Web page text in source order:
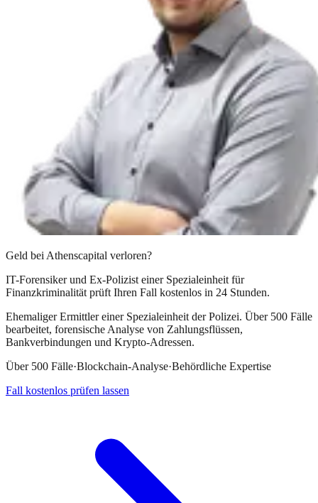
Geld bei Athenscapital verloren?
IT-Forensiker und Ex-Polizist einer Spezialeinheit für
Finanzkriminalität prüft Ihren Fall kostenlos in 24 Stunden.
Ehemaliger Ermittler einer Spezialeinheit der Polizei. Über 500 Fälle
bearbeitet, forensische Analyse von Zahlungsflüssen,
Bankverbindungen und Krypto-Adressen.
Über 500 Fälle·Blockchain-Analyse·Behördliche Expertise
Fall kostenlos prüfen lassen